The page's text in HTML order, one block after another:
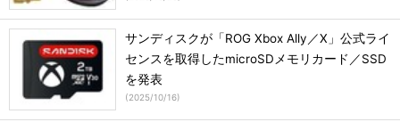
サンディスクが「ROG Xbox Ally／X」公式ライ
センスを取得したmicroSDメモリカード／SSD
を発表
(2025/10/16)